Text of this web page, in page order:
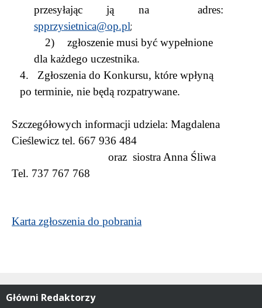
przesyłając ją na
adres:
spprzysietnica@op.pl;
2)
zgłoszenie musi być wypełnione
dla każdego uczestnika.
4.
Zgłoszenia do Konkursu, które wpłyną
po terminie, nie będą rozpatrywane.
Szczegółowych informacji udziela: Magdalena
Cieślewicz tel. 667 936 484
oraz siostra Anna Śliwa
Tel. 737 767 768
Karta zgłoszenia do pobrania
Główni Redaktorzy